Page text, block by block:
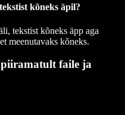
kõneks äpil?
tekstist kõneks äpp aga
meenutavaks kõneks.
faile ja